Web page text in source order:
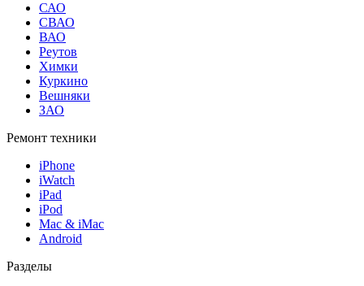
САО
СВАО
ВАО
Реутов
Химки
Куркино
Вешняки
ЗАО
Ремонт техники
iPhone
iWatch
iPad
iPod
Mac & iMac
Android
Разделы